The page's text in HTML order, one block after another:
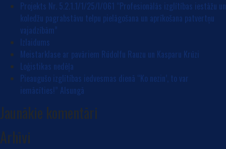
Projekts Nr. 5.2.1.1/1/25/I/061 “Profesionālās izglītības iestāžu un
koledžu pagrabstāvu telpu pielāgošana un aprīkošana patvertņu
vajadzībām”
Izlaidums
Meistarklase ar pavāriem Rūdolfu Rauzu un Kasparu Krūzi
Loģistikas nedēļa
Pieaugušo izglītības iedvesmas dienā “Ko nezin’, to var
iemācīties!” Alsungā
Jaunākie komentāri
Arhīvi